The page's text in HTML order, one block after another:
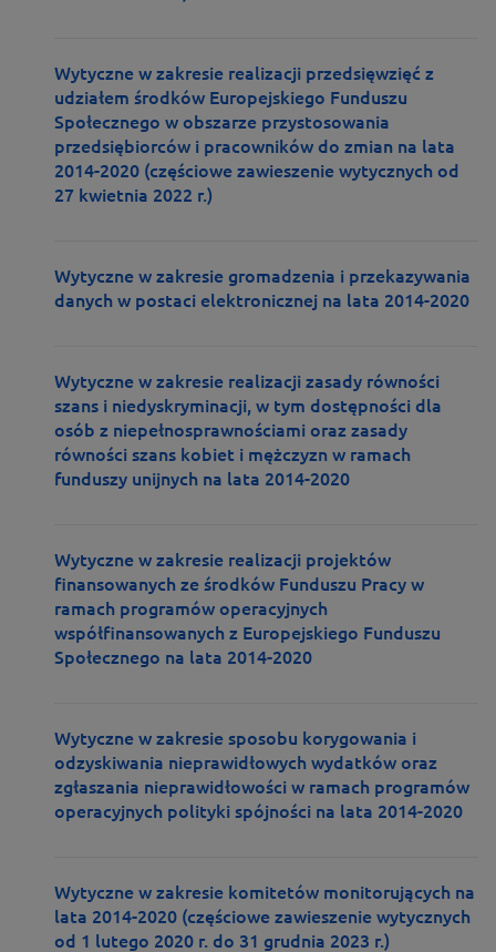
Wytyczne w zakresie realizacji przedsięwzięć z
udziałem środków Europejskiego Funduszu
Społecznego w obszarze przystosowania
przedsiębiorców i pracowników do zmian na lata
2014-2020 (częściowe zawieszenie wytycznych od
27 kwietnia 2022 r.)
Wytyczne w zakresie gromadzenia i przekazywania
danych w postaci elektronicznej na lata 2014-2020
Wytyczne w zakresie realizacji zasady równości
szans i niedyskryminacji, w tym dostępności dla
osób z niepełnosprawnościami oraz zasady
równości szans kobiet i mężczyzn w ramach
funduszy unijnych na lata 2014-2020
Wytyczne w zakresie realizacji projektów
finansowanych ze środków Funduszu Pracy w
ramach programów operacyjnych
współfinansowanych z Europejskiego Funduszu
Społecznego na lata 2014-2020
Wytyczne w zakresie sposobu korygowania i
odzyskiwania nieprawidłowych wydatków oraz
zgłaszania nieprawidłowości w ramach programów
operacyjnych polityki spójności na lata 2014-2020
Wytyczne w zakresie komitetów monitorujących na
lata 2014-2020 (częściowe zawieszenie wytycznych
od 1 lutego 2020 r. do 31 grudnia 2023 r.)